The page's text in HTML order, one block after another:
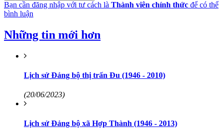
Bạn cần đăng nhập với tư cách là Thành viên chính thức để có thể
bình luận
Những tin mới hơn
Lịch sử Đảng bộ thị trấn Đu (1946 - 2010)
(20/06/2023)
Lịch sử Đảng bộ xã Hợp Thành (1946 - 2013)